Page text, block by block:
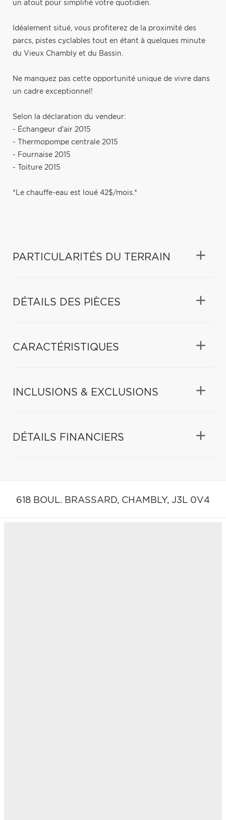
un atout pour simplifié votre quotidien.
Idéalement situé, vous profiterez de la proximité des
parcs, pistes cyclables tout en étant à quelques minute
du Vieux Chambly et du Bassin.
Ne manquez pas cette opportunité unique de vivre dans
un cadre exceptionnel!
Selon la déclaration du vendeur:
- Échangeur d'air 2015
- Thermopompe centrale 2015
- Fournaise 2015
- Toiture 2015
*Le chauffe-eau est loué 42$/mois.*
PARTICULARITÉS DU TERRAIN
DÉTAILS DES PIÈCES
CARACTÉRISTIQUES
INCLUSIONS & EXCLUSIONS
DÉTAILS FINANCIERS
618 BOUL. BRASSARD, CHAMBLY, J3L 0V4